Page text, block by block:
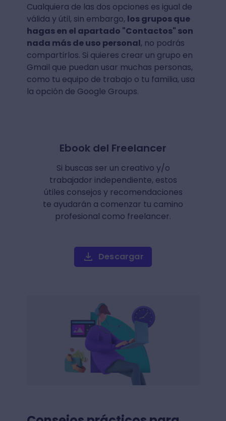
Cualquiera de las dos opciones es igual de
válida y útil, sin embargo, los grupos que
hagas en el apartado "Contactos" son
nada más de uso personal, no podrás
compartirlos. Si quieres crear un grupo en
Gmail que puedan usar muchas personas,
como tu equipo de trabajo o tu familia, usa
la opción de Google Groups.
Ebook del Freelancer
Si buscas ser un creativo y/o
trabajador independiente, estos
útiles consejos y recomendaciones
te ayudarán a comenzar tu camino
profesional como freelancer.
Descargar